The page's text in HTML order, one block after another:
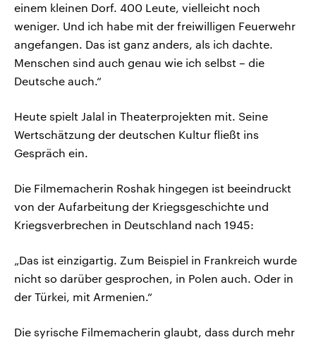
einem kleinen Dorf. 400 Leute, vielleicht noch
weniger. Und ich habe mit der freiwilligen Feuerwehr
angefangen. Das ist ganz anders, als ich dachte.
Menschen sind auch genau wie ich selbst – die
Deutsche auch.“
Heute spielt Jalal in Theaterprojekten mit. Seine
Wertschätzung der deutschen Kultur fließt ins
Gespräch ein.
Die Filmemacherin Roshak hingegen ist beeindruckt
von der Aufarbeitung der Kriegsgeschichte und
Kriegsverbrechen in Deutschland nach 1945:
„Das ist einzigartig. Zum Beispiel in Frankreich wurde
nicht so darüber gesprochen, in Polen auch. Oder in
der Türkei, mit Armenien.“
Die syrische Filmemacherin glaubt, dass durch mehr